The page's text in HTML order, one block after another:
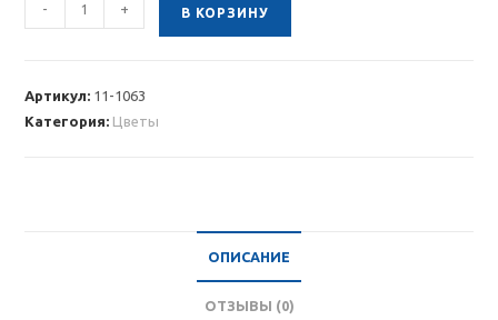
товара
- + В КОРЗИНУ
Артикул: 11-1063
Категория: Цветы
ОПИСАНИЕ
ОТЗЫВЫ (0)